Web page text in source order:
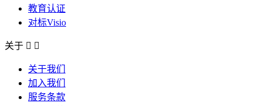
教育认证
对标Visio
关于  
关于我们
加入我们
服务条款